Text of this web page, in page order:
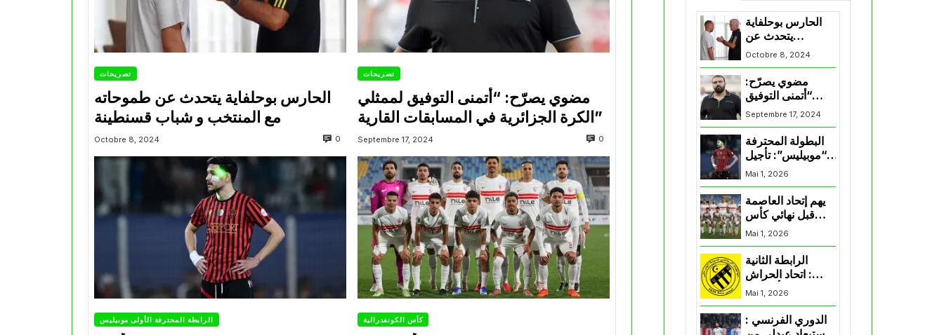
تصريحات
الحارس بوحلفاية يتحدث عن طموحاته
مع المنتخب و شباب قسنطينة
Octobre 8, 2024 0
تصريحات
مضوي يصرّح: “أتمنى التوفيق لممثلي
الكرة الجزائرية في المسابقات القارية”
Septembre 17, 2024 0
الرابطة المحترفة الأولى موبيليس كأس الكونفدرالية
الحارس بوحلفاية
يتحدث عن
طموحاته مع
المنتخب و شباب
قسنطينة
Octobre 8, 2024
مضوي يصرّح:
“أتمنى التوفيق
لممثلي الكرة
الجزائرية في
Septembre 17, 2024
البطولة المحترفة
“موبيليس”: تأجيل
مباراة إتحاد
العاصمة وأتلتيك
بارادو
Mai 1, 2026
يهم إتحاد العاصمة
قبل نهائي كأس
اكاف : الزمالك
يسقط بثلاثية أمام
Mai 1, 2026
الرابطة الثانية
: اتحاد الحراش
يحسم التأهل إلى
“البلاي أوف”
Mai 1, 2026
الدوري الفرنسي :